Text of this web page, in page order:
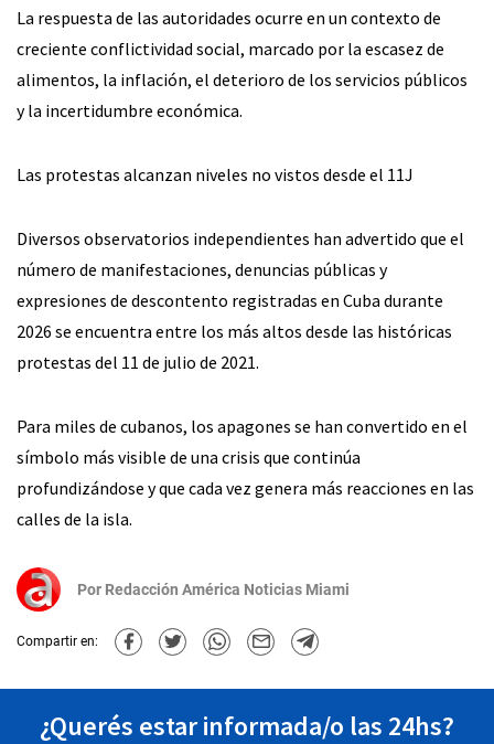
La respuesta de las autoridades ocurre en un contexto de
creciente conflictividad social, marcado por la escasez de
alimentos, la inflación, el deterioro de los servicios públicos
y la incertidumbre económica.
Las protestas alcanzan niveles no vistos desde el 11J
Diversos observatorios independientes han advertido que el
número de manifestaciones, denuncias públicas y
expresiones de descontento registradas en Cuba durante
2026 se encuentra entre los más altos desde las históricas
protestas del 11 de julio de 2021.
Para miles de cubanos, los apagones se han convertido en el
símbolo más visible de una crisis que continúa
profundizándose y que cada vez genera más reacciones en las
calles de la isla.
Por Redacción América Noticias Miami
Compartir en:
¿Querés estar informada/o las 24hs?